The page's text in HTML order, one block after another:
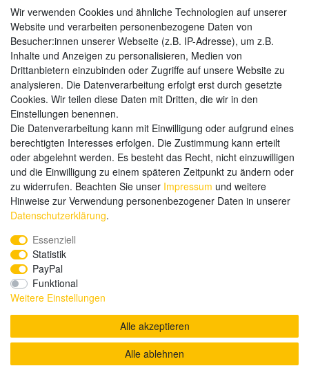
Zahlungsarten
Weitere Zahlungsarten:
Kauf auf Rechnung
Vorkasse
Hier sind wir
© Copyright 2020 send-it-2-me.de. Alle Rechte vorbehalten.
Wir verwenden Cookies und ähnliche Technologien auf unserer
Website und verarbeiten personenbezogene Daten von
Besucher:innen unserer Webseite (z.B. IP-Adresse), um z.B.
Inhalte und Anzeigen zu personalisieren, Medien von
Drittanbietern einzubinden oder Zugriffe auf unsere Website zu
analysieren. Die Datenverarbeitung erfolgt erst durch gesetzte
Cookies. Wir teilen diese Daten mit Dritten, die wir in den
Einstellungen benennen.
Die Datenverarbeitung kann mit Einwilligung oder aufgrund eines
berechtigten Interesses erfolgen. Die Zustimmung kann erteilt
oder abgelehnt werden. Es besteht das Recht, nicht einzuwilligen
und die Einwilligung zu einem späteren Zeitpunkt zu ändern oder
zu widerrufen. Beachten Sie unser Impressum und weitere
Hinweise zur Verwendung personenbezogener Daten in unserer
Daten­schutz­erklärung.
Essenziell
Statistik
PayPal
Funktional
Weitere Einstellungen
Alle akzeptieren
Alle ablehnen